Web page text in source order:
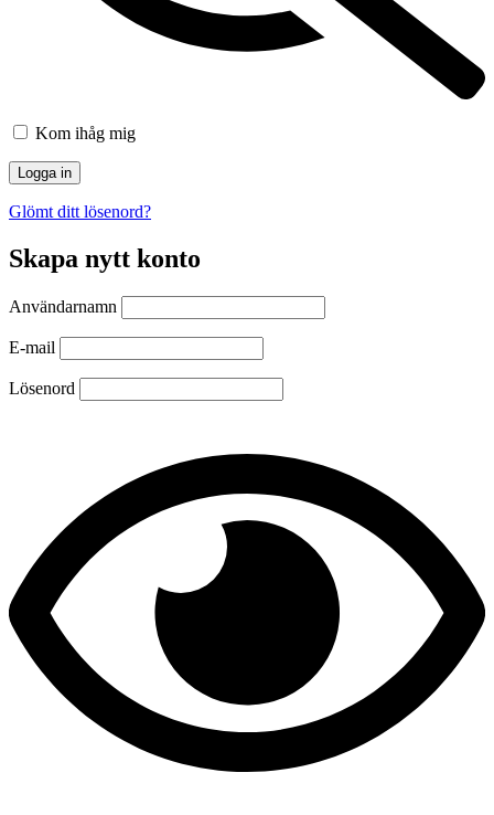
Kom ihåg mig
Glömt ditt lösenord?
Skapa nytt konto
Användarnamn
E-mail
Lösenord